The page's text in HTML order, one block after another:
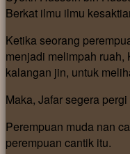
Berkat ilmu ilmu
Ketika seorang
menjadi melimpah ruah,
kalangan jin, untuk
Maka, Jafar segera
Perempuan muda nan
perempuan cantik itu.